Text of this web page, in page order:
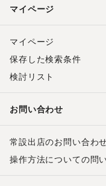
マイページ
マイページ
保存した検索条件
検討リスト
お問い合わせ
常設出店のお問い合わ
操作方法についての問